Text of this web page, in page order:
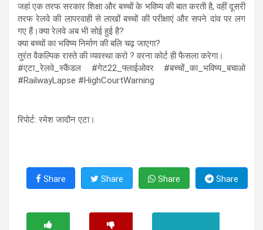
जहां एक तरफ सरकार शिक्षा और बच्चों के भविष्य की बात करती है, वहीं दूसरी
तरफ रेलवे की लापरवाही से लाखों बच्चों की परीक्षाएं और सपने दांव पर लग
गए हैं।क्या रेलवे अब भी सोई हुई है?
क्या बच्चों का भविष्य निर्माण की बलि चढ़ जाएगा?
तुरंत वैकल्पिक रास्ते की व्यवस्था करो ? वरना कोर्ट ही फैसला करेगा।
#एटा_रेलवे_स्कैंडल #गेट22_फ्लाईओवर #बच्चों_का_भविष्य_बचाओ
#RailwayLapse #HighCourtWarning
रिपोर्ट: रमेश जादौन एटा।
Share Share Share Share